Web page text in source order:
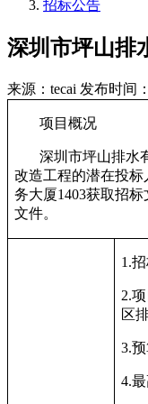
招标公告
深圳市坪山排
来源：tecai 发布时间
项目概况
深圳市坪山排水
改造工程的潜在投标
务大厦1403获取招
文件。
1.
2.项
区
3.
4.最